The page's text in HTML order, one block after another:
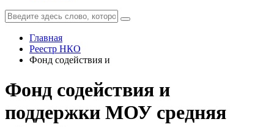
Главная
Реестр НКО
Фонд содействия и
Фонд содействия и
поддержки МОУ средняя